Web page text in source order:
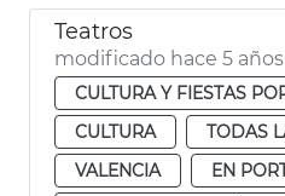
Teatros
modificado hace 5 años
CULTURA Y FIESTAS
CULTURA
TODAS
VALENCIA
EN